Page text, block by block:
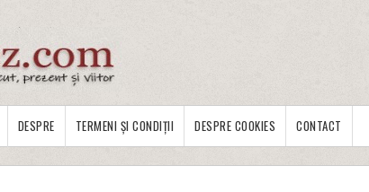
DESPRE TERMENI ȘI CONDIȚII DESPRE COOKIES CONTACT